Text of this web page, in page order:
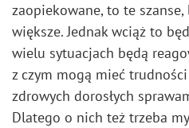
zaopiekowane, to te
większe. Jednak wciąż to
wielu sytuacjach będą
z czym mogą mieć
zdrowych dorosłych
Dlatego o nich też trzeba